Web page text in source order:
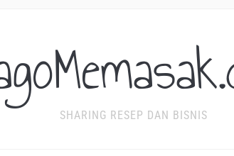
SHARING RESEP DAN BISNIS